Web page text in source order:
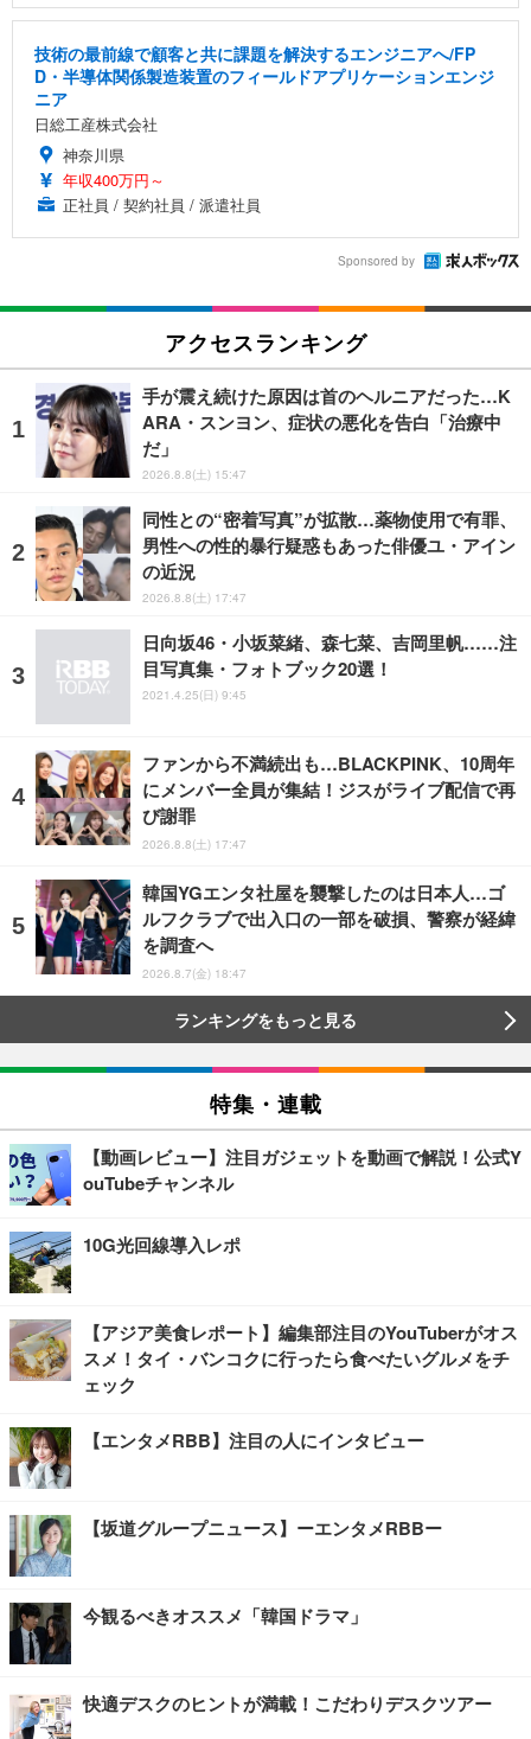
技術の最前線で顧客と共に課題を解決するエンジニアへ/FP
D・半導体関係製造装置のフィールドアプリケーションエンジ
ニア
日総工産株式会社
神奈川県
年収400万円～
正社員 / 契約社員 / 派遣社員
Sponsored by
アクセスランキング
手が震え続けた原因は首のヘルニアだった…K
ARA・スンヨン、症状の悪化を告白「治療中
だ」
2026.8.8(土) 15:47
同性との“密着写真”が拡散…薬物使用で有罪、
男性への性的暴行疑惑もあった俳優ユ・アイン
の近況
2026.8.8(土) 17:47
日向坂46・小坂菜緒、森七菜、吉岡里帆……注
目写真集・フォトブック20選！
2021.4.25(日) 9:45
ファンから不満続出も…BLACKPINK、10周年
にメンバー全員が集結！ジスがライブ配信で再
び謝罪
2026.8.8(土) 17:47
韓国YGエンタ社屋を襲撃したのは日本人…ゴ
ルフクラブで出入口の一部を破損、警察が経緯
を調査へ
2026.8.7(金) 18:47
ランキングをもっと見る
特集・連載
【動画レビュー】注目ガジェットを動画で解説！公式Y
ouTubeチャンネル
10G光回線導入レポ
【アジア美食レポート】編集部注目のYouTuberがオス
スメ！タイ・バンコクに行ったら食べたいグルメをチ
ェック
【エンタメRBB】注目の人にインタビュー
【坂道グループニュース】ーエンタメRBBー
今観るべきオススメ「韓国ドラマ」
快適デスクのヒントが満載！こだわりデスクツアー